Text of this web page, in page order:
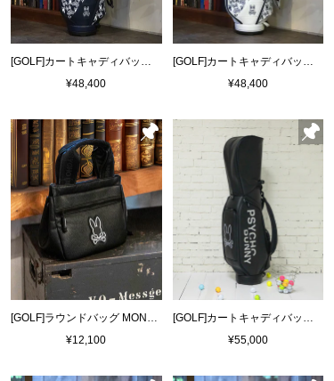
[GOLF]カートキャディバッグ MONOGRAM
¥48,400
[GOLF]カートキャディバッグ MONOGRAM
¥48,400
[GOLF]ラウンドバッグ MONOTONE EDITION
¥12,100
[GOLF]カートキャディバッグ MONOTONE EDITION
¥55,000